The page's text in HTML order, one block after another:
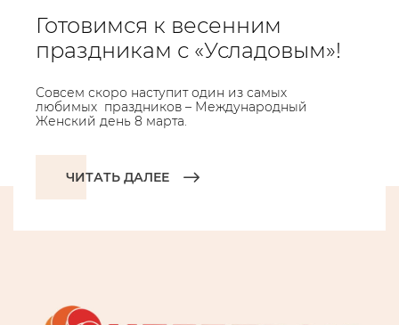
Готовимся к весенним
праздникам с «Усладовым»!
Совсем скоро наступит один из самых
любимых праздников – Международный
Женский день 8 марта.
ЧИТАТЬ ДАЛЕЕ